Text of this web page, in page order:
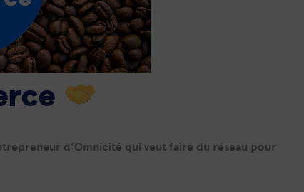
d’Omnicité qui veut faire du réseau pour